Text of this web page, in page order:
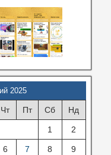
2025
Чт Пт Сб Нд
1 2
6 7 8 9